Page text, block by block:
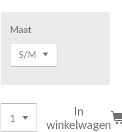
Maat
In
winkelwagen